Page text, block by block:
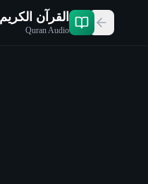
القرآن الكريم
Quran Audio